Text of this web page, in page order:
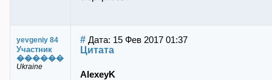
yevgeniy 84
Участник
������
Ukraine
# Дата: 15 Фев 2017 01:37
Цитата
AlexeyK